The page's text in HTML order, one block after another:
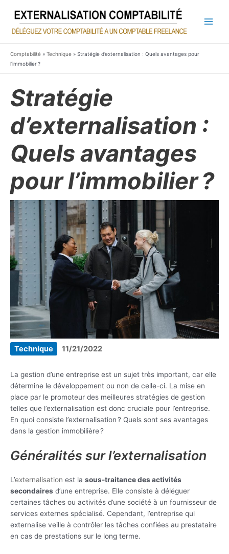
contenu
Comptabilité » Technique » Stratégie d’externalisation : Quels avantages pour
l’immobilier ?
Stratégie
d’externalisation :
Quels avantages
pour l’immobilier ?
Technique 11/21/2022
La gestion d’une entreprise est un sujet très important, car elle
détermine le développement ou non de celle-ci. La mise en
place par le promoteur des meilleures stratégies de gestion
telles que l’externalisation est donc cruciale pour l’entreprise.
En quoi consiste l’externalisation ? Quels sont ses avantages
dans la gestion immobilière ?
Généralités sur l’externalisation
L’externalisation est la sous-traitance des activités
secondaires d’une entreprise. Elle consiste à déléguer
certaines tâches ou activités d’une société à un fournisseur de
services externes spécialisé. Cependant, l’entreprise qui
externalise veille à contrôler les tâches confiées au prestataire
en cas de prestations sur le long terme.